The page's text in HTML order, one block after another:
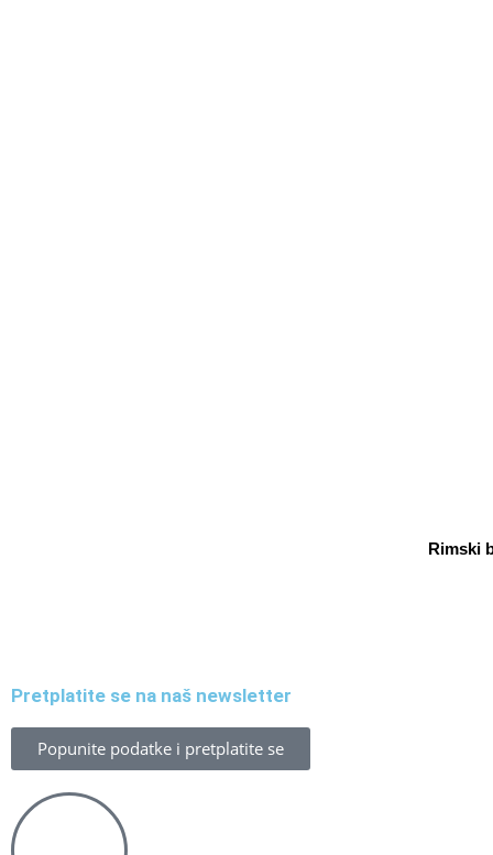
Rimski
Pretplatite se na naš newsletter
Popunite podatke i pretplatite se